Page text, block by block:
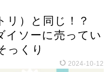
リ）と同じ！？
イソーに売ってい
っくり
2024-10-12